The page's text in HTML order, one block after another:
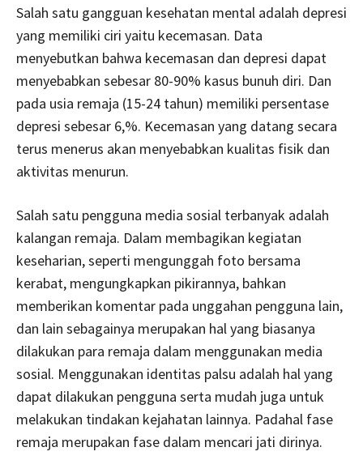
Salah satu gangguan kesehatan mental adalah depresi
yang memiliki ciri yaitu kecemasan. Data
menyebutkan bahwa kecemasan dan depresi dapat
menyebabkan sebesar 80-90% kasus bunuh diri. Dan
pada usia remaja (15-24 tahun) memiliki persentase
depresi sebesar 6,%. Kecemasan yang datang secara
terus menerus akan menyebabkan kualitas fisik dan
aktivitas menurun.
Salah satu pengguna media sosial terbanyak adalah
kalangan remaja. Dalam membagikan kegiatan
keseharian, seperti mengunggah foto bersama
kerabat, mengungkapkan pikirannya, bahkan
memberikan komentar pada unggahan pengguna lain,
dan lain sebagainya merupakan hal yang biasanya
dilakukan para remaja dalam menggunakan media
sosial. Menggunakan identitas palsu adalah hal yang
dapat dilakukan pengguna serta mudah juga untuk
melakukan tindakan kejahatan lainnya. Padahal fase
remaja merupakan fase dalam mencari jati dirinya.